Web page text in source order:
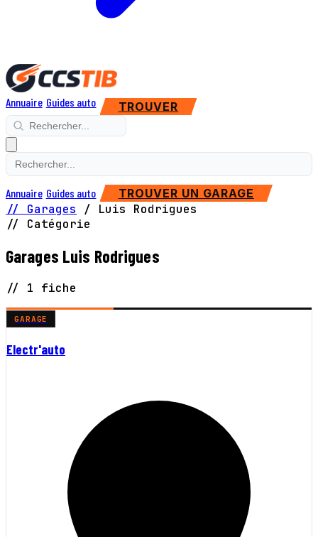
Annuaire Guides auto TROUVER
Annuaire Guides auto TROUVER UN GARAGE
// Garages /
Luis Rodrigues
// Catégorie
Garages Luis Rodrigues
// 1 fiche
GARAGE
Electr'auto